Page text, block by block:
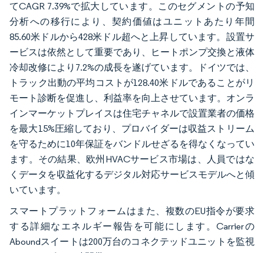
てCAGR 7.39%で拡大しています。このセグメントの予知
分析への移行により、契約価値はユニットあたり年間
85.60米ドルから428米ドル超へと上昇しています。設置サ
ービスは依然として重要であり、ヒートポンプ交換と液体
冷却改修により7.2%の成長を遂げています。ドイツでは、
トラック出動の平均コストが128.40米ドルであることがリ
モート診断を促進し、利益率を向上させています。オンラ
インマーケットプレイスは住宅チャネルで設置業者の価格
を最大15%圧縮しており、プロバイダーは収益ストリーム
を守るために10年保証をバンドルせざるを得なくなってい
ます。その結果、欧州HVACサービス市場は、人員ではな
くデータを収益化するデジタル対応サービスモデルへと傾
いています。
スマートプラットフォームはまた、複数のEU指令が要求
する詳細なエネルギー報告を可能にします。Carrierの
Aboundスイートは200万台のコネクテッドユニットを監視